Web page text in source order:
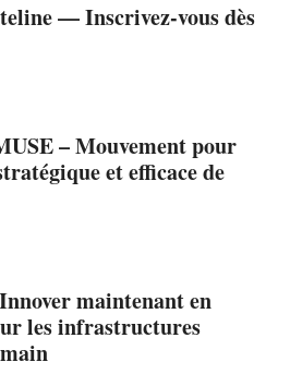
— Inscrivez-vous dès
– Mouvement pour
et efficace de
maintenant en
les infrastructures